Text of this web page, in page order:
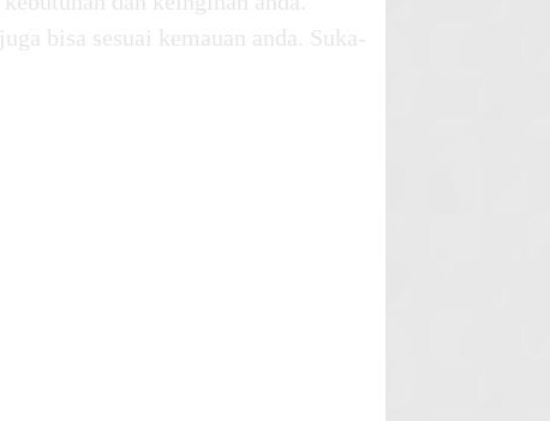
bisa sesuai kemauan anda. Suka-